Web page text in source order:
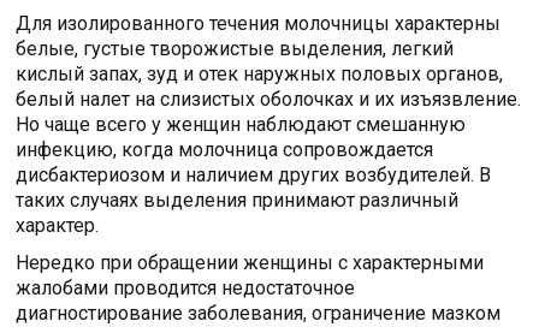
Для изолированного течения молочницы характерны
белые, густые творожистые выделения, легкий
кислый запах, зуд и отек наружных половых органов,
белый налет на слизистых оболочках и их изъязвление.
Но чаще всего у женщин наблюдают смешанную
инфекцию, когда молочница сопровождается
дисбактериозом и наличием других возбудителей. В
таких случаях выделения принимают различный
характер.
Нередко при обращении женщины с характерными
жалобами проводится недостаточное
диагностирование заболевания, ограничение мазком